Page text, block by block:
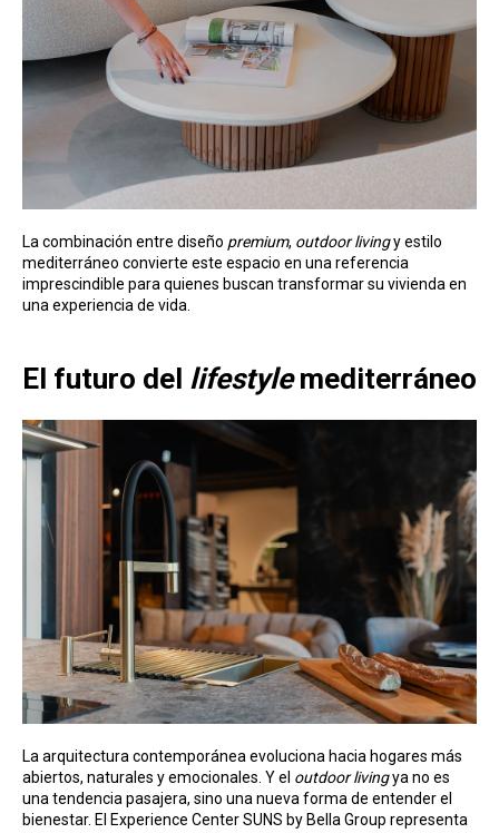
La combinación entre diseño premium, outdoor livingy estilo
mediterráneo convierte este espacio en una referencia
imprescindible para quienes buscan transformar su vivienda en
una experiencia de vida.
El futuro del lifestylemediterráneo
La arquitectura contemporánea evoluciona hacia hogares más
abiertos, naturales y emocionales. Y el outdoor livingya no es
una tendencia pasajera, sino una nueva forma de entender el
bienestar. El Experience Center SUNS by Bella Group representa